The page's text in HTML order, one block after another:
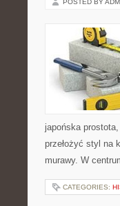
POSTED BY
japońska
przełożyć styl na
murawy. W
CATEGORIES: